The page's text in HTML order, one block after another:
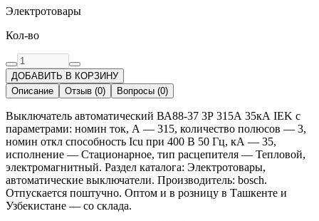
Электротовары
Кол-во
ДОБАВИТЬ В КОРЗИНУ
Описание
Отзыв (0) Вопросы (0)
Выключатель автоматический ВА88-37 3Р 315А 35кА IEK с
параметрами: номин ток, А — 315, количество полюсов — 3,
номин откл способность Icu при 400 В 50 Гц, кА — 35,
исполнение — Стационарное, тип расцепителя — Тепловой,
электромагнитный. Раздел каталога: Электротовары,
автоматические выключатели. Производитель: bosch.
Отпускается поштучно. Оптом и в розницу в Ташкенте и
Узбекистане — со склада.